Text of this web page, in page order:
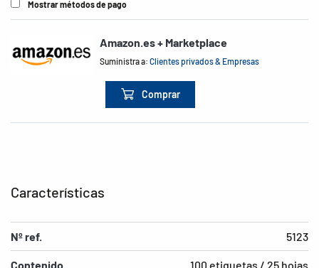
Mostrar métodos de pago
Amazon.es + Marketplace
Suministra a:Clientes privados & Empresas
Comprar
Características
Nº ref. 5123
Contenido 100 etiquetas / 25 hojas